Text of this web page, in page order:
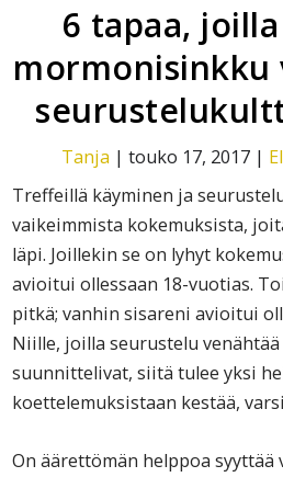
6 tapaa,
mormonisinkku
Tanja | touko 17, 2017 |
Treffeillä käyminen ja
vaikeimmista kokemuksista,
läpi. Joillekin se on lyhyt
avioitui ollessaan 18-vuotias.
pitkä; vanhin sisareni avioitui
Niille, joilla seurustelu
suunnittelivat, siitä tulee yksi
koettelemuksistaan kestää,
On äärettömän helppoa syyttää